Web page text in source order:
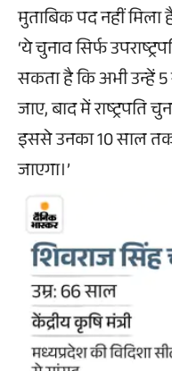
मुताबिक पद नहीं मिला
‘ये चुनाव सिर्फ
सकता है कि अभी उन्हें 5
जाए, बाद में राष्ट्रपति
इससे उनका 10 साल
जाएगा।’